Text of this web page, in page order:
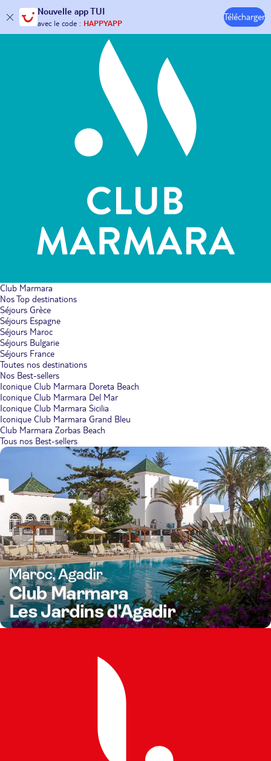
Nouvelle app TUI
30€ offerts*sur votre
avec le code : HAPPYAPP
Télécharger
Hôtels & Clubs
Club Marmara
Nos Top destinations
Séjours Grèce
Séjours Espagne
Séjours Maroc
Séjours Bulgarie
Séjours France
Toutes nos destinations
Nos Best-sellers
Iconique Club Marmara Doreta Beach
Iconique Club Marmara Del Mar
Iconique Club Marmara Sicilia
Iconique Club Marmara Grand Bleu
Club Marmara Zorbas Beach
Tous nos Best-sellers